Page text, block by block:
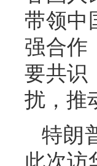
带领中
强合作
要共识
扰，推
特朗
此次访